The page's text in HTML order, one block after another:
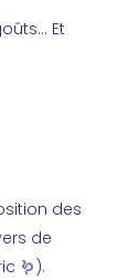
Et
des
de
🪱).